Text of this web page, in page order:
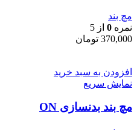
مچ بند
نمره 0 از 5
370,000 تومان
افزودن به سبد خرید
نمایش سریع
مچ بند بدنسازی ON